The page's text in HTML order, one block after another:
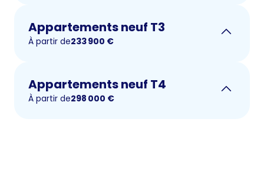
Appartements neuf T3
À partir de233 900 €
Appartements neuf T4
À partir de298 000 €